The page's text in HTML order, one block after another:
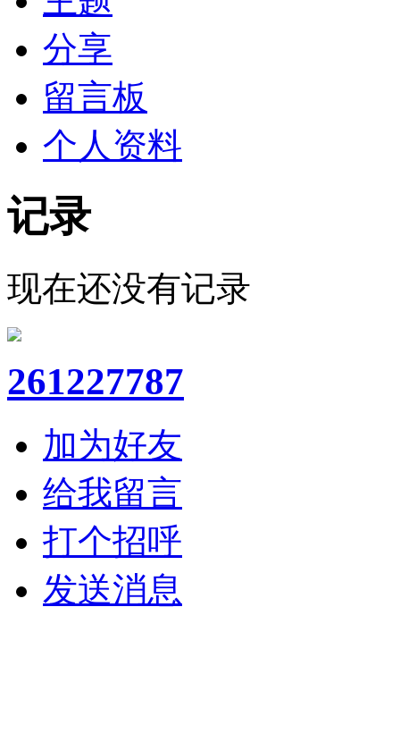
分享
留言板
个人资料
记录
现在还没有记录
261227787
加为好友
给我留言
打个招呼
发送消息